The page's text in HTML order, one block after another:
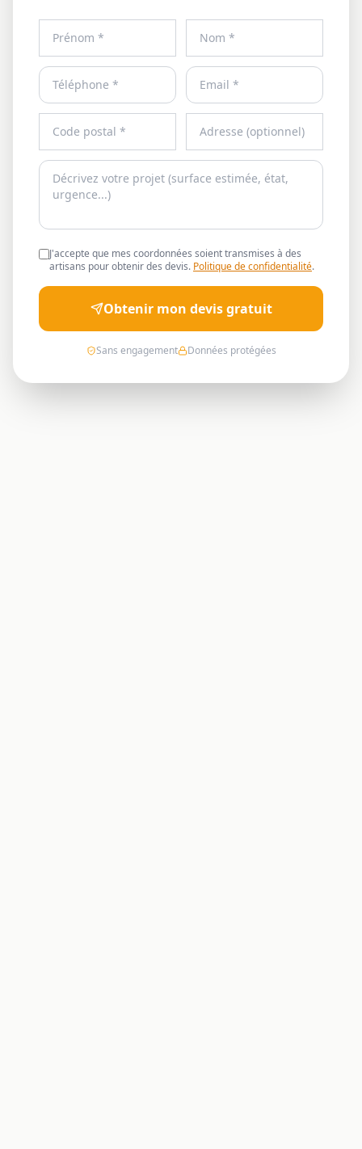
J'accepte que mes coordonnées soient transmises à des
artisans pour obtenir des devis. Politique de confidentialité.
Obtenir mon devis gratuit
Sans engagement Données protégées